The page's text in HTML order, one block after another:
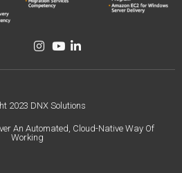
2023 DNX Solutions
An Automated, Cloud-Native Way Of
Working